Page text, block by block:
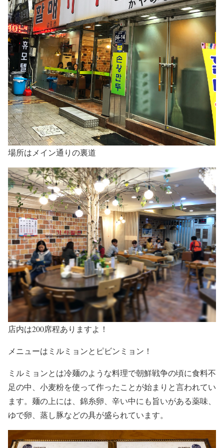
場所はメイン通りの裏道
店内は200席程ありますよ！
メニューはミルミョンとピビンミョン！
ミルミョンとは冷麺のような料理で朝鮮戦争の頃に食料不
足の中、小麦粉を使って作ったことが始まりと言われてい
ます。麺の上には、錦糸卵、辛い中にも旨いがある薬味、
ゆで卵、蒸し豚などの具が盛られています。